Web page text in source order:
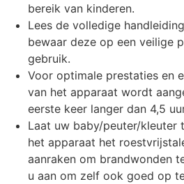
bereik van kinderen.
Lees de volledige
bewaar deze op een veilige
gebruik.
Voor optimale prestaties en
van het apparaat wordt
eerste keer langer dan 4,5
Laat uw baby/peuter/kleuter
het apparaat het
aanraken om brandwonden
u aan om zelf ook goed op